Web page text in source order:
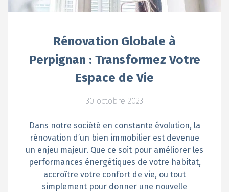
Rénovation Globale à
Perpignan : Transformez Votre
Espace de Vie
30 octobre 2023
Dans notre société en constante évolution, la
rénovation d’un bien immobilier est devenue
un enjeu majeur. Que ce soit pour améliorer les
performances énergétiques de votre habitat,
accroître votre confort de vie, ou tout
simplement pour donner une nouvelle